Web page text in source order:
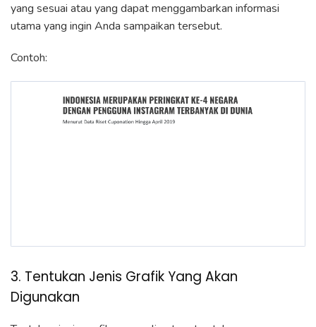
yang sesuai atau yang dapat menggambarkan informasi
utama yang ingin Anda sampaikan tersebut.
Contoh:
3. Tentukan Jenis Grafik Yang Akan
Digunakan